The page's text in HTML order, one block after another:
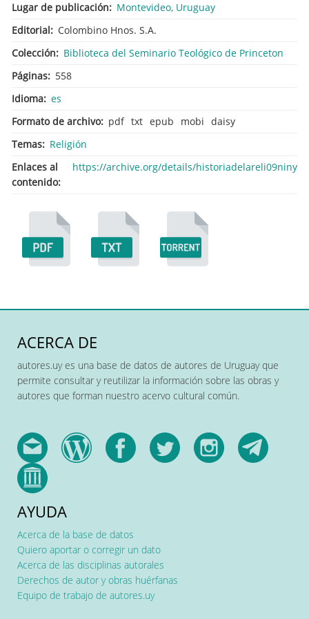
Lugar de publicación
Montevideo, Uruguay
Editorial
Colombino Hnos. S.A.
Colección
Biblioteca del Seminario Teológico de Princeton
Páginas
558
Idioma es
Formato de archivo
pdf txt epub mobi daisy
Temas
Religión
Enlaces al
contenido
https://archive.org/details/historiadelareli09niny
ACERCA DE
autores.uy es una base de datos de autores de Uruguay que
permite consultar y reutilizar la información sobre las obras y
autores que forman nuestro acervo cultural común.
AYUDA
Acerca de la base de datos
Quiero aportar o corregir un dato
Acerca de las disciplinas autorales
Derechos de autor y obras huérfanas
Equipo de trabajo de autores.uy